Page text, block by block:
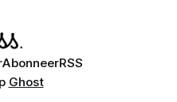
AbonneerRSS
Ghost